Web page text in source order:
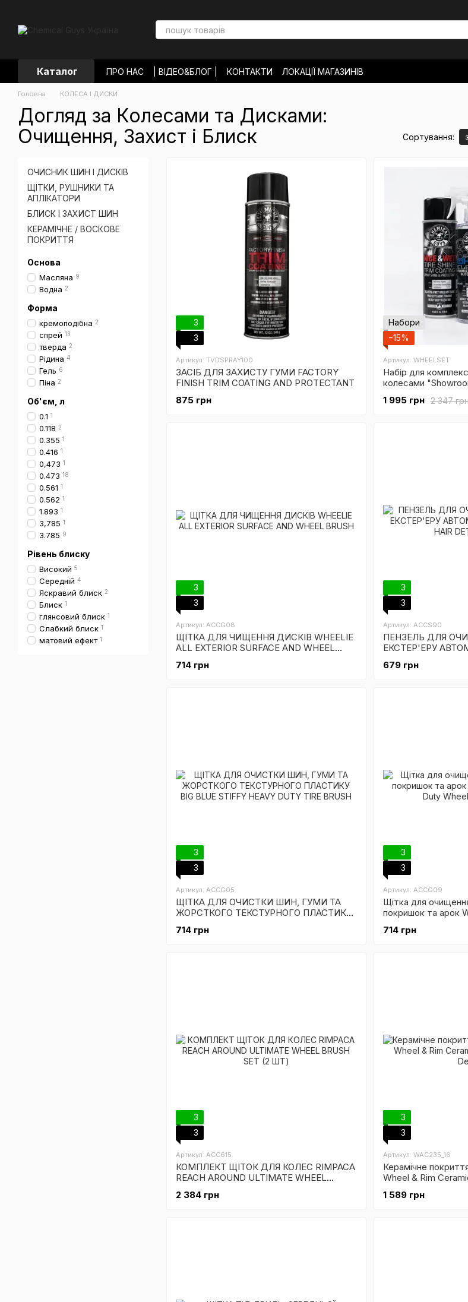
Каталог ПРО НАС | ВІДЕО&БЛОГ | КОНТАКТИ
ЛОКАЦІЇ МАГАЗИНІВ
ОПЛАТА І ДОСТАВКА
ОБМІН ТА ПОВЕРНЕННЯ
УГОДА КОРИСТУВАЧА
Головна КОЛЕСА І ДИСКИ
Догляд за Колесами та Дисками:
Очищення, Захист і Блиск
Сортування:
3
3
Артикул: TVDSPRAY100
ЗАСІБ ДЛЯ ЗАХИСТУ ГУМИ FACTORY
FINISH TRIM COATING AND PROTECTANT
875 грн
Набори
−15%
Артикул: WHEELSET
Набір для
колесами
2 347
1 995 грн
3
3
Артикул: ACCG08
ЩІТКА ДЛЯ ЧИЩЕННЯ ДИСКІВ WHEELIE
ALL EXTERIOR SURFACE AND WHEEL
714 грн
3
3
Артикул: ACCS90
ПЕНЗЕЛЬ ДЛЯ
ЕКСТЕР'ЕРУ
679 грн
3
3
Артикул: ACCG05
ЩІТКА ДЛЯ ОЧИСТКИ ШИН, ГУМИ ТА
ЖОРСТКОГО ТЕКСТУРНОГО ПЛАСТИКУ
BRUSH
714 грн
3
3
Артикул: ACCG09
Щітка для
покришок та арок
714 грн
3
3
Артикул: ACC615
КОМПЛЕКТ ЩІТОК ДЛЯ КОЛЕС RIMPACA
REACH AROUND ULTIMATE WHEEL
2 384 грн
3
3
Артикул: WAC235_16
Керамічне
Wheel & Rim
1 589 грн
ОЧИСНИК ШИН І ДИСКІВ
ЩІТКИ, РУШНИКИ ТА
АПЛІКАТОРИ
БЛИСК І ЗАХИСТ ШИН
КЕРАМІЧНЕ / ВОСКОВЕ
ПОКРИТТЯ
Основа
Масляна 9
Водна 2
Форма
кремоподібна 2
спрей 13
тверда 2
Рідина 4
Гель 6
Піна 2
Об'єм, л
0.1 1
0.118 2
0.355 1
0.416 1
0,473 1
0.473 18
0.561 1
0.562 1
1.893 1
3,785 1
3.785 9
Рівень блиску
Високий 5
Середній 4
Яскравий блиск 2
Блиск 1
глянсовий блиск 1
Слабкий блиск 1
матовий ефект 1